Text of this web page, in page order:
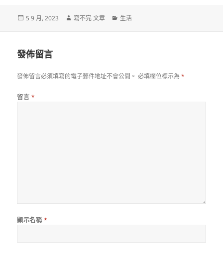
發
5 9 月, 2023
作
寫不完 文章
分
生活
發佈留言
發佈留言必須填寫的電子郵件地址不會公開。 必填欄位標示為*
留言 *
顯示名稱 *